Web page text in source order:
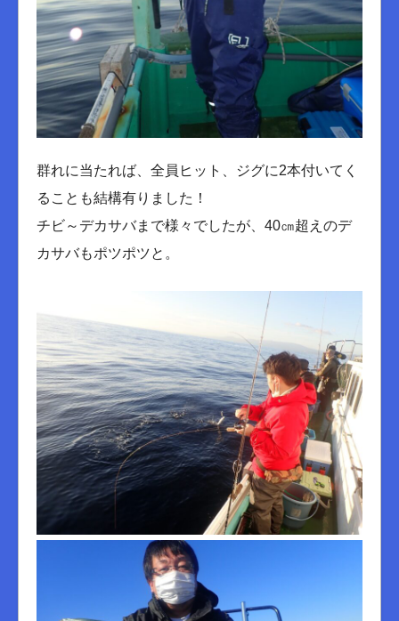
群れに当たれば、全員ヒット、ジグに2本付いてく
ることも結構有りました！
チビ～デカサバまで様々でしたが、40㎝超えのデ
カサバもポツポツと。